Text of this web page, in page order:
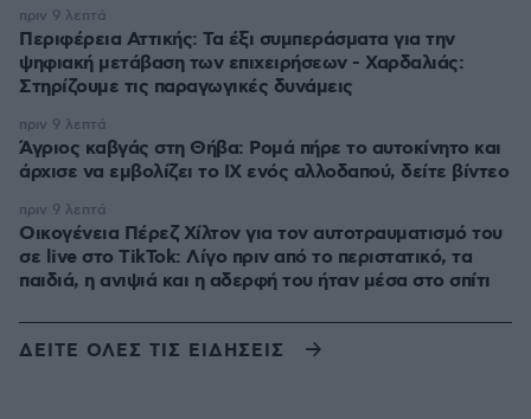
Περιφέρεια Αττικής: Τα έξι συμπεράσματα για την
ψηφιακή μετάβαση των επιχειρήσεων - Χαρδαλιάς:
Στηρίζουμε τις παραγωγικές δυνάμεις
πριν 9 λεπτά
Άγριος καβγάς στη Θήβα: Ρομά πήρε το αυτοκίνητο και
άρχισε να εμβολίζει το ΙΧ ενός αλλοδαπού, δείτε βίντεο
πριν 9 λεπτά
Οικογένεια Πέρεζ Χίλτον για τον αυτοτραυματισμό του
σε live στο TikTok: Λίγο πριν από το περιστατικό, τα
παιδιά, η ανιψιά και η αδερφή του ήταν μέσα στο σπίτι
πριν 9 λεπτά
ΔΕΙΤΕ ΟΛΕΣ ΤΙΣ ΕΙΔΗΣΕΙΣ